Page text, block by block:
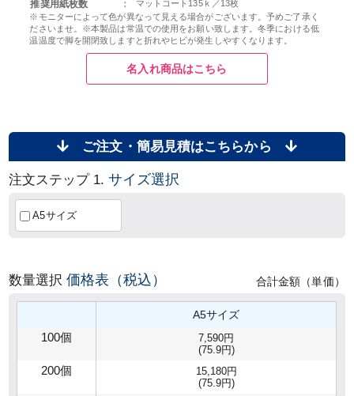
推奨用紙枚数 ：
マットコート135ｋ／13枚
※モニターによって色が異なって見える場合がございます。予めご了承く
ださいませ。※本製品は常温での使用をお願い致します。冬季における低
温温度で脚を開閉致しますと折れやヒビが発生しやすくなります。
名入れ商品はこちら
ご注文・簡易見積はこちらから
注文ステップ 1.サイズ選択
A5サイズ
数量選択価格表（税込） 合計金額（単価）
A5サイズ
100個
7,590円
(75.9円)
200個
15,180円
(75.9円)